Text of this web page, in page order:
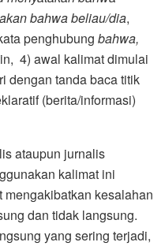
bahwa beliau/dia,
penghubung bahwa,
4) awal kalimat dimulai
dengan tanda baca titik
(berita/informasi)
ataupun jurnalis
kalimat ini
kesalahan
dan tidak langsung.
yang sering terjadi,